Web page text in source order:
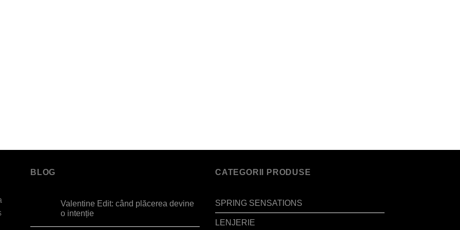
BLOG
Valentine Edit: când plăcerea devine
o intenție
CATEGORII PRODUSE
SPRING SENSATIONS
LENJERIE